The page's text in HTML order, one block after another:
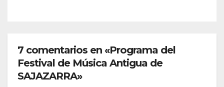
7 comentarios en «Programa del
Festival de Música Antigua de
SAJAZARRA»